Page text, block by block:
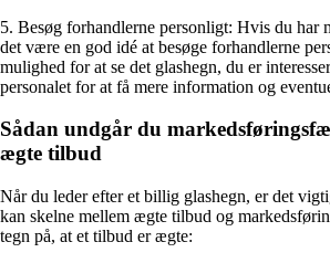
5. Besøg forhandlerne personligt: Hvis du har
det være en god idé at besøge forhandlerne
mulighed for at se det glashegn, du er
personalet for at få mere information og
Sådan undgår du
ægte tilbud
Når du leder efter et billig glashegn, er det
kan skelne mellem ægte tilbud og
tegn på, at et tilbud er ægte: